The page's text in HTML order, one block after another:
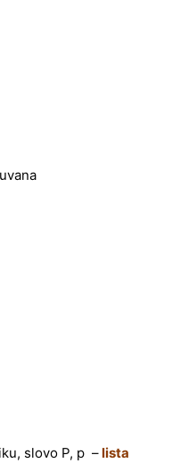
slovo P, p –lista